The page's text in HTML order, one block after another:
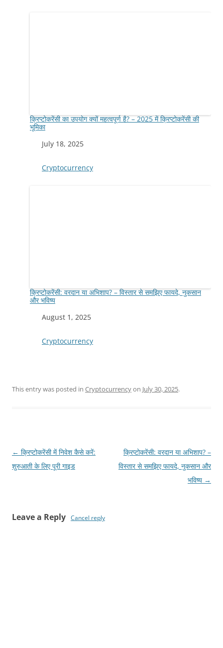
क्रिप्टोकरेंसी का उपयोग क्यों महत्वपूर्ण है? – 2025 में क्रिप्टोकरेंसी की
भूमिका
Date
July 18, 2025
In relation to
Cryptocurrency
क्रिप्टोकरेंसी: वरदान या अभिशाप? – विस्तार से समझिए फायदे, नुकसान
और भविष्य
Date
August 1, 2025
In relation to
Cryptocurrency
This entry was posted in Cryptocurrencyon July 30, 2025.
Post
navigation
← क्रिप्टोकरेंसी में निवेश कैसे करें:
शुरुआती के लिए पूरी गाइड
क्रिप्टोकरेंसी: वरदान या अभिशाप? –
विस्तार से समझिए फायदे, नुकसान और
भविष्य →
Leave a Reply Cancel reply